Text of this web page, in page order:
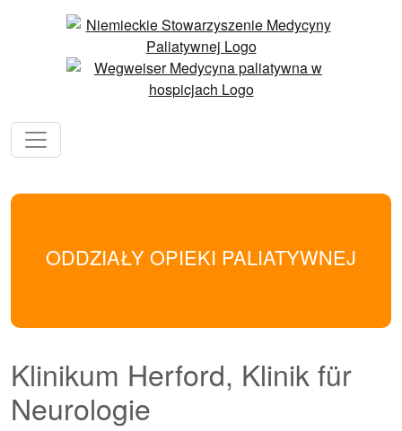
ODDZIAŁY OPIEKI PALIATYWNEJ
Klinikum Herford, Klinik für
Neurologie